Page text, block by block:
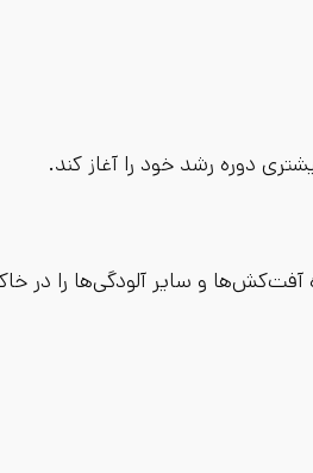
دوره رشد خود را آغاز کند.
آفت‌کش‌ها و سایر آلودگی‌ها را